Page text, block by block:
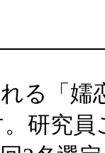
る「嬬
研究